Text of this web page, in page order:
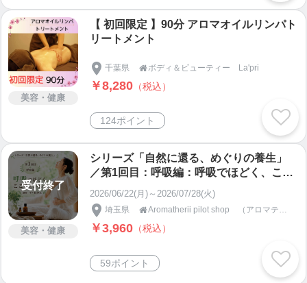
美容・健康
【 初回限定 】90分 アロマオイルリンパト
リートメント
千葉県 ボディ＆ビューティー La'pri
￥8,280 （税込）
124ポイント
受付終了
美容・健康
シリーズ「自然に還る、めぐりの養生」
／第1回目：呼吸編：呼吸でほどく、ここ
ろとからだ Aromatherii
2026/06/22(月)～2026/07/28(火)
埼玉県  Aromatherii pilot shop （アロマテリ）
￥3,960 （税込）
59ポイント